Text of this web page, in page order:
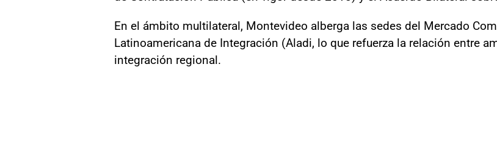
En el ámbito multilateral, Montevideo alberga las sedes del Mercado
Latinoamericana de Integración (Aladi, lo que refuerza la relación entre
integración regional.